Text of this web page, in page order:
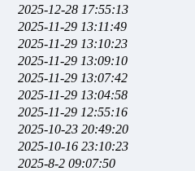
2025-12-28 17:55:13
2025-11-29 13:11:49
2025-11-29 13:10:23
2025-11-29 13:09:10
2025-11-29 13:07:42
2025-11-29 13:04:58
2025-11-29 12:55:16
2025-10-23 20:49:20
2025-10-16 23:10:23
2025-8-2 09:07:50